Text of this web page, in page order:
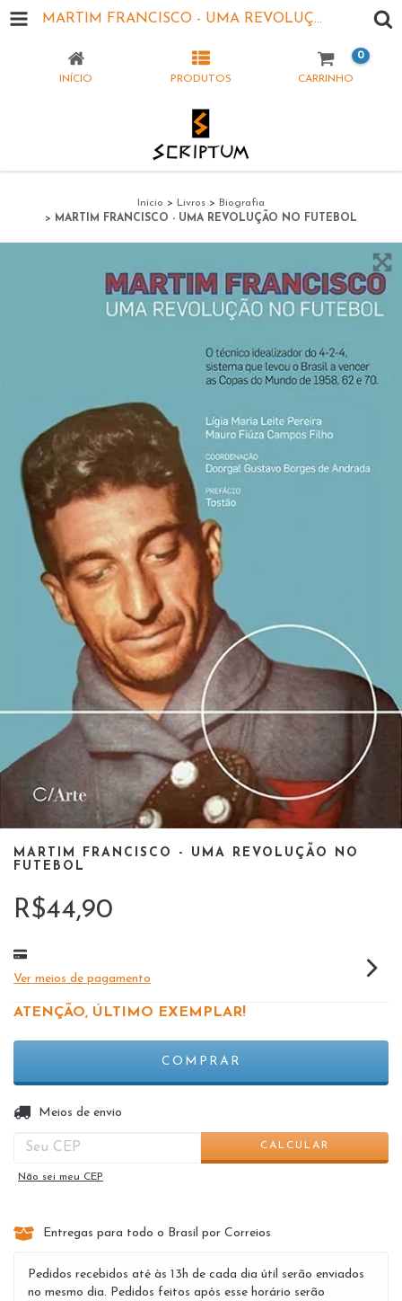
MARTIM FRANCISCO - UMA REVOLUÇÃO NO FUTEBOL
INÍCIO PRODUTOS CARRINHO
0
Início > Livros > Biografia
> MARTIM FRANCISCO - UMA REVOLUÇÃO NO FUTEBOL
MARTIM FRANCISCO - UMA REVOLUÇÃO NO
FUTEBOL
R$44,90
Ver meios de pagamento
ATENÇÃO, ÚLTIMO EXEMPLAR!
Entregas para o CEP:
Meios de envio
CALCULAR
Não sei meu CEP
Entregas para todo o Brasil por Correios
Pedidos recebidos até às 13h de cada dia útil serão enviados
no mesmo dia. Pedidos feitos após esse horário serão